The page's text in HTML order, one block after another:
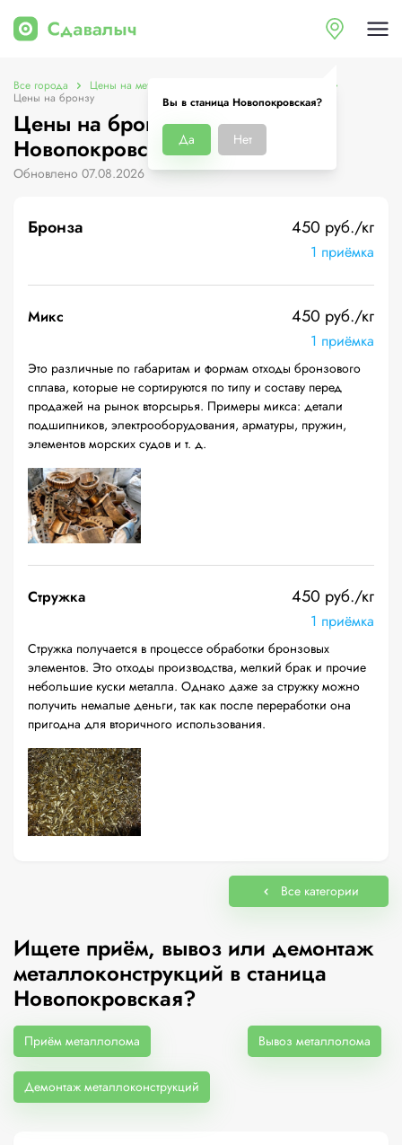
Вы в станица Новопокровская?
Да Нет
Все города Цены на металлолом в станица Новопокровская
Цены на бронзу
Цены на бронзу в станица
Новопокровская
Обновлено 07.08.2026
Бронза 450 руб./кг
1 приёмка
Микс 450 руб./кг
1 приёмка
Это различные по габаритам и формам отходы бронзового
сплава, которые не сортируются по типу и составу перед
продажей на рынок вторсырья. Примеры микса: детали
подшипников, электрооборудования, арматуры, пружин,
элементов морских судов и т. д.
Стружка 450 руб./кг
1 приёмка
Стружка получается в процессе обработки бронзовых
элементов. Это отходы производства, мелкий брак и прочие
небольшие куски металла. Однако даже за стружку можно
получить немалые деньги, так как после переработки она
пригодна для вторичного использования.
Все категории
Ищете приём, вывоз или демонтаж
металлоконструкций в станица
Новопокровская?
Приём металлолома Вывоз металлолома
Демонтаж металлоконструкций